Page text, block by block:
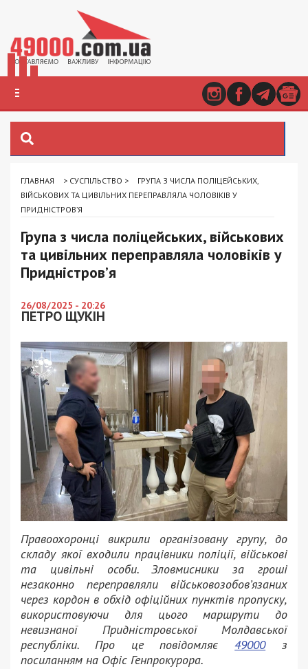
ГЛАВНАЯ > СУСПІЛЬСТВО >
ГРУПА З ЧИСЛА ПОЛІЦЕЙСЬКИХ,
ВІЙСЬКОВИХ ТА ЦИВІЛЬНИХ ПЕРЕПРАВЛЯЛА ЧОЛОВІКІВ У
ПРИДНІСТРОВ’Я
Група з числа поліцейських, військових
та цивільних переправляла чоловіків у
Придністров’я
26/08/2025 - 20:26
ПЕТРО ЩУКІН
Правоохоронці викрили організовану групу, до
складу якої входили працівники поліції, військові
та цивільні особи. Зловмисники за гроші
незаконно переправляли військовозобов’язаних
через кордон в обхід офіційних пунктів пропуску,
використовуючи для цього маршрути до
невизнаної Придністровської Молдавської
республіки. Про це повідомляє49000з
посиланням на Офіс Генпрокурора.